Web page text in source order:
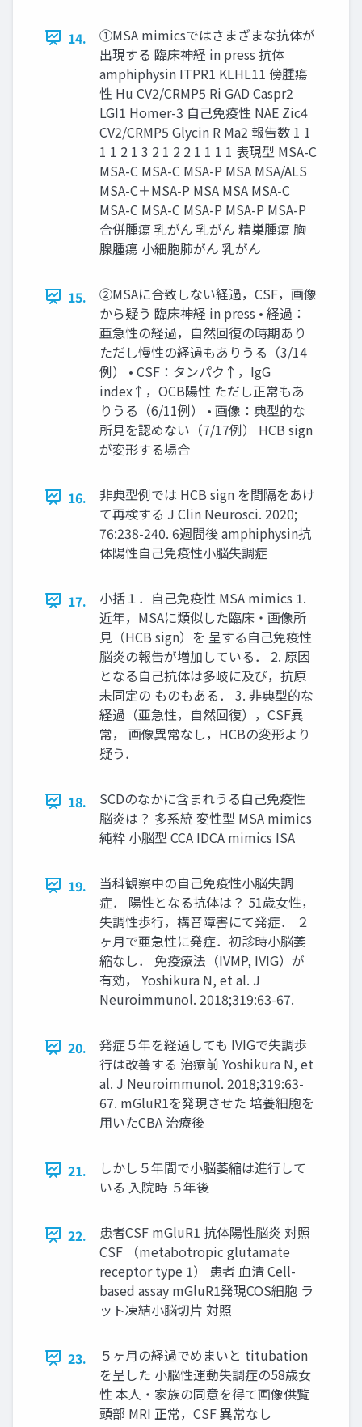
14.
①MSA mimicsではさまざまな抗体が
出現する 臨床神経 in press 抗体
amphiphysin ITPR1 KLHL11 傍腫瘍
性 Hu CV2/CRMP5 Ri GAD Caspr2
LGI1 Homer-3 自己免疫性 NAE Zic4
CV2/CRMP5 Glycin R Ma2 報告数 1 1
1 1 2 1 3 2 1 2 2 1 1 1 1 表現型 MSA-C
MSA-C MSA-C MSA-P MSA MSA/ALS
MSA-C＋MSA-P MSA MSA MSA-C
MSA-C MSA-C MSA-P MSA-P MSA-P
合併腫瘍 乳がん 乳がん 精巣腫瘍 胸
腺腫瘍 小細胞肺がん 乳がん
15.
②MSAに合致しない経過，CSF，画像
から疑う 臨床神経 in press • 経過：
亜急性の経過，自然回復の時期あり
ただし慢性の経過もありうる（3/14
例） • CSF：タンパク↑，IgG
index↑，OCB陽性 ただし正常もあ
りうる（6/11例） • 画像：典型的な
所見を認めない（7/17例） HCB sign
が変形する場合
16.
非典型例では HCB sign を間隔をあけ
て再検する J Clin Neurosci. 2020;
76:238-240. 6週間後 amphiphysin抗
体陽性自己免疫性小脳失調症
17.
小括１．自己免疫性 MSA mimics 1.
近年，MSAに類似した臨床・画像所
見（HCB sign）を 呈する自己免疫性
脳炎の報告が増加している． 2. 原因
となる自己抗体は多岐に及び，抗原
未同定の ものもある． 3. 非典型的な
経過（亜急性，自然回復），CSF異
常， 画像異常なし，HCBの変形より
疑う．
18.
SCDのなかに含まれうる自己免疫性
脳炎は？ 多系統 変性型 MSA mimics
純粋 小脳型 CCA IDCA mimics ISA
19.
当科観察中の自己免疫性小脳失調
症． 陽性となる抗体は？ 51歳女性，
失調性歩行，構音障害にて発症． ２
ヶ月で亜急性に発症．初診時小脳萎
縮なし． 免疫療法（IVMP, IVIG）が
有効， Yoshikura N, et al. J
Neuroimmunol. 2018;319:63-67.
20.
発症５年を経過しても IVIGで失調歩
行は改善する 治療前 Yoshikura N, et
al. J Neuroimmunol. 2018;319:63-
67. mGluR1を発現させた 培養細胞を
用いたCBA 治療後
21.
しかし５年間で小脳萎縮は進行して
いる 入院時 ５年後
22.
患者CSF mGluR1 抗体陽性脳炎 対照
CSF （metabotropic glutamate
receptor type 1） 患者 血清 Cell-
based assay mGluR1発現COS細胞 ラ
ット凍結小脳切片 対照
23.
５ヶ月の経過でめまいと titubation
を呈した 小脳性運動失調症の58歳女
性 本人・家族の同意を得て画像供覧
頭部 MRI 正常，CSF 異常なし